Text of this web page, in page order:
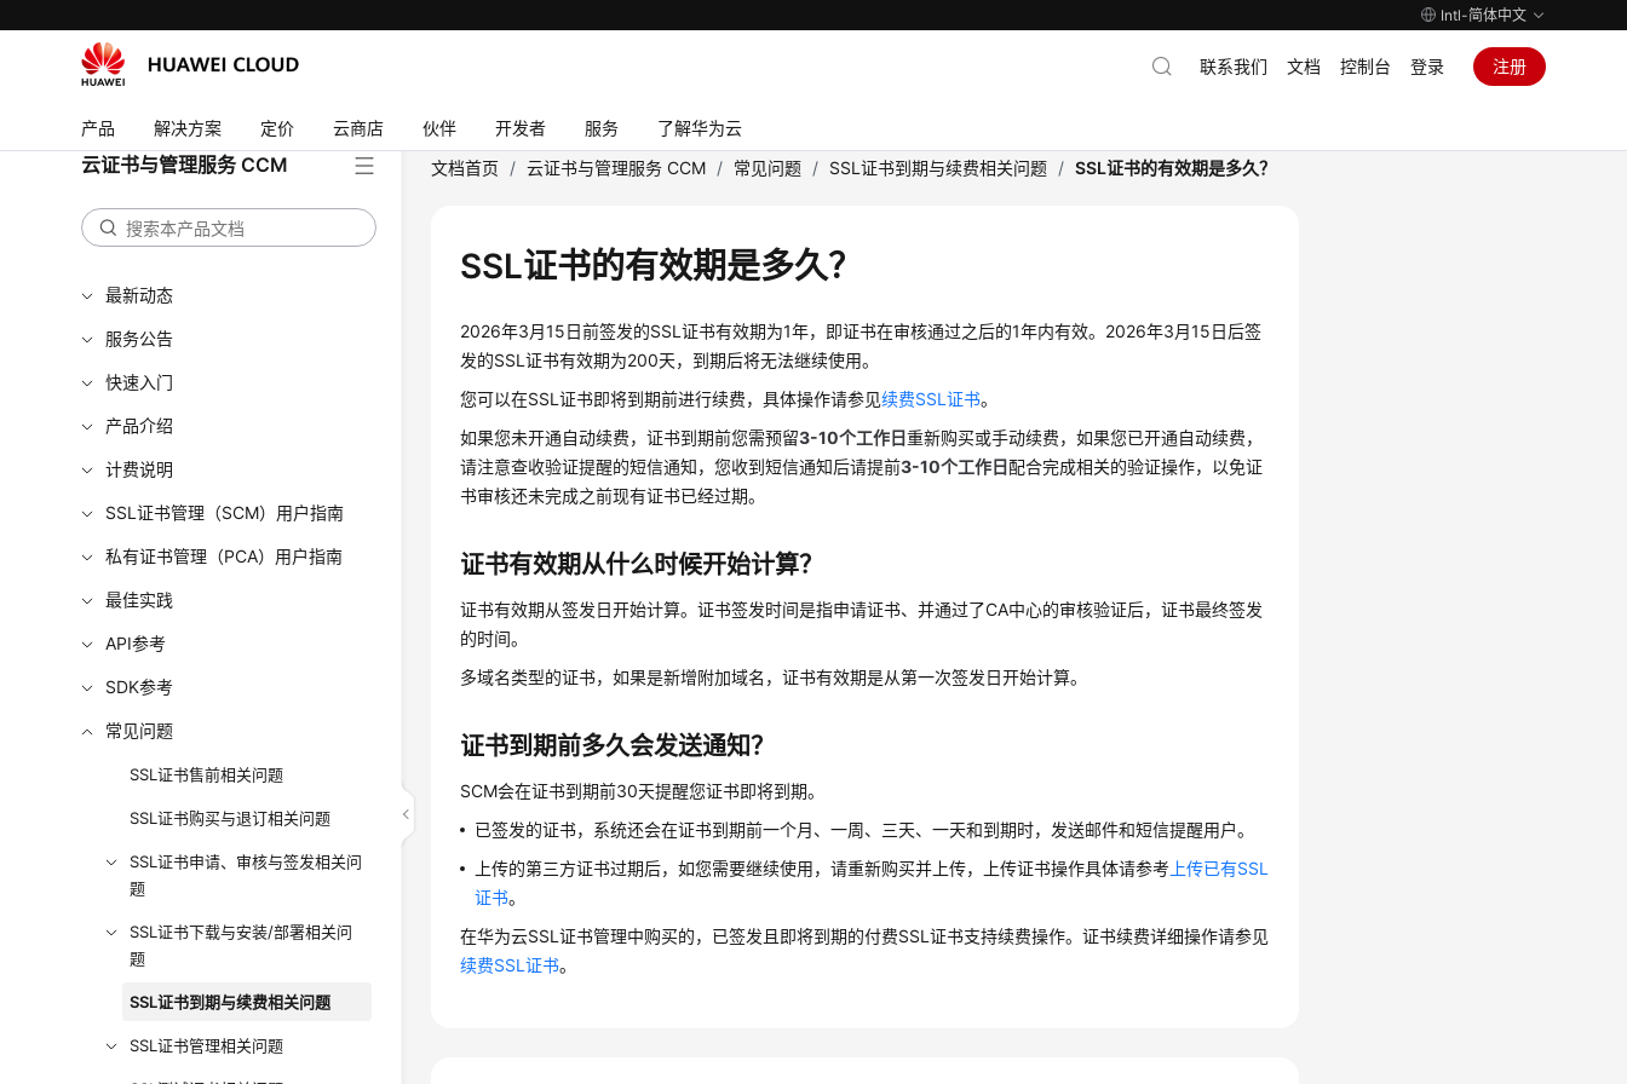
Intl-简体中文
产品 解决方案 定价 云商店 伙伴 开发者 服务 了解华为云
联系我们 文档 控制台 登录 注册
云证书与管理服务 CCM
最新动态
服务公告
快速入门
产品介绍
计费说明
SSL证书管理（SCM）用户指南
私有证书管理（PCA）用户指南
最佳实践
API参考
SDK参考
常见问题
SSL证书售前相关问题
SSL证书购买与退订相关问题
SSL证书申请、审核与签发相关问
题
SSL证书下载与安装/部署相关问
题
SSL证书到期与续费相关问题
SSL证书管理相关问题
文档首页 / 云证书与管理服务 CCM / 常见问题 / SSL证书到期与续费相关问题 / SSL证书的有效期是多久？
SSL证书的有效期是多久？
2026年3月15日前签发的SSL证书有效期为1年，即证书在审核通过之后的1年内有效。2026年3月15日后签
发的SSL证书有效期为200天，到期后将无法继续使用。
您可以在SSL证书即将到期前进行续费，具体操作请参见续费SSL证书。
如果您未开通自动续费，证书到期前您需预留3-10个工作日重新购买或手动续费，如果您已开通自动续费，
请注意查收验证提醒的短信通知，您收到短信通知后请提前3-10个工作日配合完成相关的验证操作，以免证
书审核还未完成之前现有证书已经过期。
证书有效期从什么时候开始计算？
证书有效期从签发日开始计算。证书签发时间是指申请证书、并通过了CA中心的审核验证后，证书最终签发
的时间。
多域名类型的证书，如果是新增附加域名，证书有效期是从第一次签发日开始计算。
证书到期前多久会发送通知？
SCM会在证书到期前30天提醒您证书即将到期。
已签发的证书，系统还会在证书到期前一个月、一周、三天、一天和到期时，发送邮件和短信提醒用户。
上传的第三方证书过期后，如您需要继续使用，请重新购买并上传，上传证书操作具体请参考 上传已有SSL
证书。
在华为云SSL证书管理中购买的，已签发且即将到期的付费SSL证书支持续费操作。证书续费详细操作请参见
续费SSL证书。